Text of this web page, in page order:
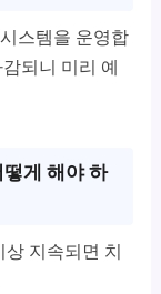
스템을 운영합
되니 미리 예
게 해야 하
상 지속되면 치